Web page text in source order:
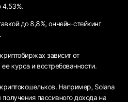
4,53%.
до 8,8%, ончейн-стейкинг
зависит от
курса и востребованности.
Например, Solana
пассивного дохода на